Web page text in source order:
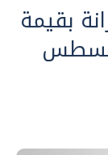
بقيمة
أغسطس